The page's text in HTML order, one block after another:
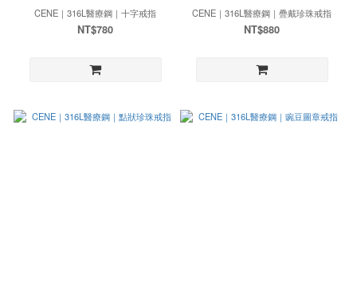
CENE｜316L醫療鋼｜十字戒指
NT$780
CENE｜316L醫療鋼｜疊戴珍珠戒指
NT$880